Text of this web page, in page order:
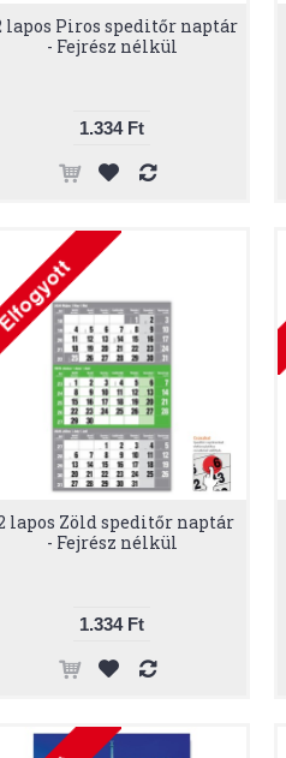
lapos Piros speditőr naptár
- Fejrész nélkül
1.334 Ft
lapos Zöld speditőr naptár
- Fejrész nélkül
1.334 Ft